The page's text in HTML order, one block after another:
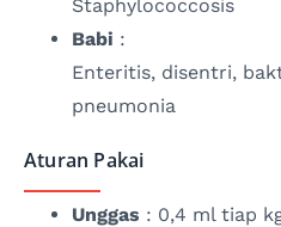
Staphylococcosis
Babi :
Enteritis, disentri,
pneumonia
Aturan Pakai
Unggas : 0,4 ml tiap